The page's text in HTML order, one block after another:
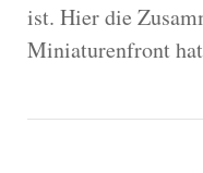
ist. Hier die
Miniaturenfront